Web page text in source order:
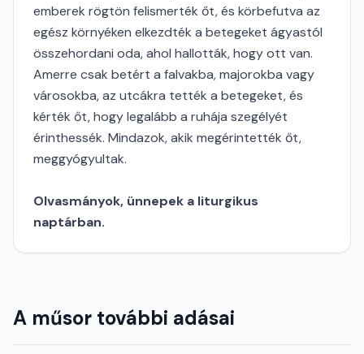
emberek rögtön felismerték őt, és körbefutva az
egész környéken elkezdték a betegeket ágyastól
összehordani oda, ahol hallották, hogy ott van.
Amerre csak betért a falvakba, majorokba vagy
városokba, az utcákra tették a betegeket, és
kérték őt, hogy legalább a ruhája szegélyét
érinthessék. Mindazok, akik megérintették őt,
meggyógyultak.
Olvasmányok, ünnepek a liturgikus
naptárban.
A műsor további adásai